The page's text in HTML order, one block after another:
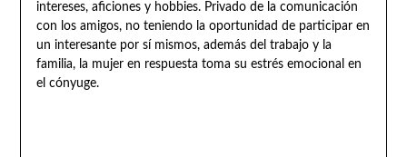
intereses, aficiones y hobbies. Privado de la comunicación
con los amigos, no teniendo la oportunidad de participar en
un interesante por sí mismos, además del trabajo y la
familia, la mujer en respuesta toma su estrés emocional en
el cónyuge.